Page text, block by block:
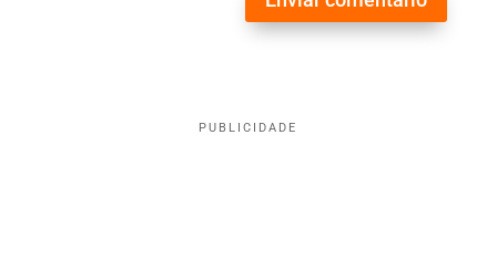
PUBLICIDADE